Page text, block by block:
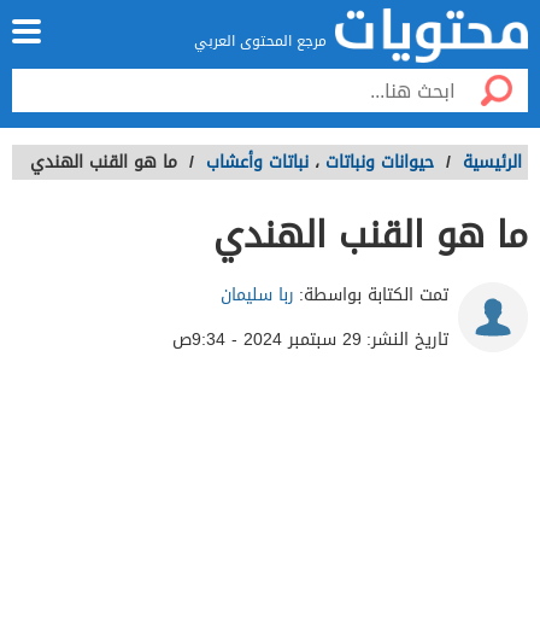
مرجع المحتوى العربي
الرئيسية / حيوانات ونباتات ، نباتات وأعشاب / ما هو القنب الهندي
ما هو القنب الهندي
تمت الكتابة بواسطة: ربا سليمان
تاريخ النشر: 29 سبتمبر 2024 - 9:34ص